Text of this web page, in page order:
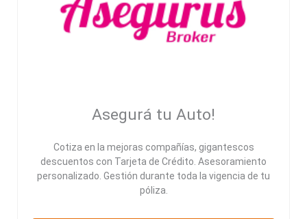
Asegurá tu Auto!
Cotiza en la mejoras compañías, gigantescos
descuentos con Tarjeta de Crédito. Asesoramiento
personalizado. Gestión durante toda la vigencia de tu
póliza.